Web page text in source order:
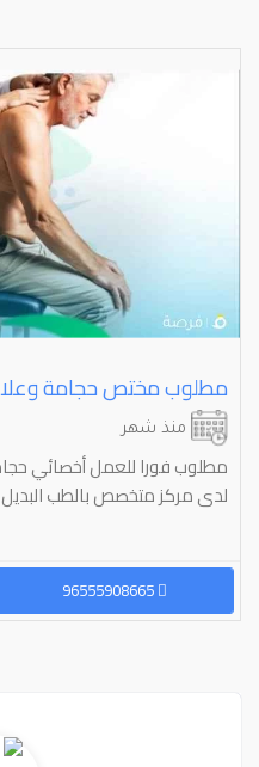
مطلوب مختص حجامة
منذ شهر
مطلوب فورا للعمل أخصائي
لدى مركز متخصص بالطب
96555908665